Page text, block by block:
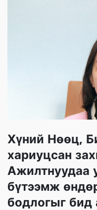
Хүний Нөөц,
хариуцсан
Ажилтнуудаа
бүтээмж
бодлогыг бид